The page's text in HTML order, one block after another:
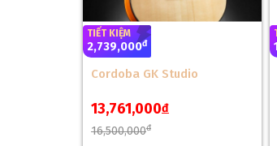
TIẾT KIỆM
2,739,000đ
Cordoba GK Studio
13,761,000đ
16,500,000đ